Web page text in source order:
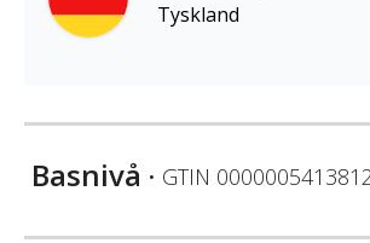
Tyskland
Basnivå • GTIN